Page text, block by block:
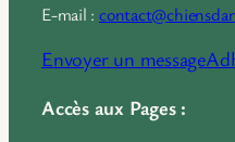
E-mail :
Envoyer un message
Accès aux Pages :